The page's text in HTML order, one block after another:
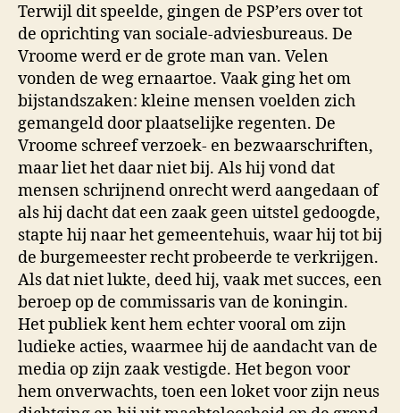
Terwijl dit speelde, gingen de PSP’ers over tot
de oprichting van sociale‑adviesbureaus. De
Vroome werd er de grote man van. Velen
vonden de weg ernaartoe. Vaak ging het om
bijstandsza­ken: kleine mensen voelden zich
geman­geld door plaatselijke regenten. De
Vroome schreef verzoek‑ en bezwaarschriften,
maar liet het daar niet bij. Als hij vond dat
mensen schrijnend onrecht werd aangedaan of
als hij dacht dat een zaak geen uitstel gedoogde,
stapte hij naar het gemeentehuis, waar hij tot bij
de burgemeester recht probeer­de te verkrijgen.
Als dat niet lukte, deed hij, vaak met succes, een
beroep op de commissaris van de koningin.
Het publiek kent hem echter vooral om zijn
ludieke ac­ties, waarmee hij de aandacht van de
media op zijn zaak ves­tigde. Het begon voor
hem onver­wachts, toen een loket voor zijn neus